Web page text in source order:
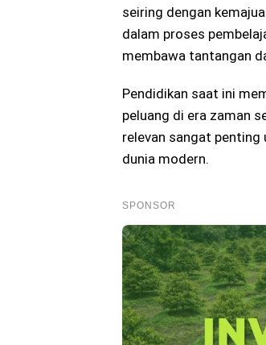
seiring dengan
dalam proses
membawa tantangan
Pendidikan saat ini
peluang di era zaman
relevan sangat
dunia modern.
SPONSOR